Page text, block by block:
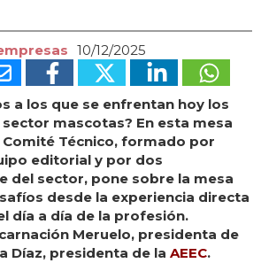
10/12/2025
a los que se enfrentan hoy los
mascotas? En esta mesa
Técnico, formado por
editorial y por dos
del sector, pone sobre la mesa
desde la experiencia directa
día a día de la profesión.
Meruelo, presidenta de
Díaz, presidenta de la AEEC.